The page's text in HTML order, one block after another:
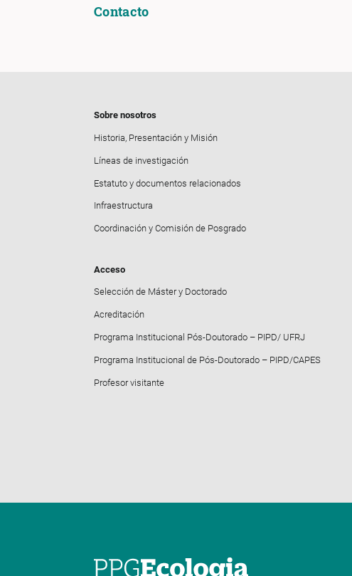
Contacto
Sobre nosotros
Historia, Presentación y Misión
Líneas de investigación
Estatuto y documentos relacionados
Infraestructura
Coordinación y Comisión de Posgrado
Acceso
Selección de Máster y Doctorado
Acreditación
Programa Institucional Pós-Doutorado – PIPD/ UFRJ
Programa Institucional de Pós-Doutorado – PIPD/CAPES
Profesor visitante